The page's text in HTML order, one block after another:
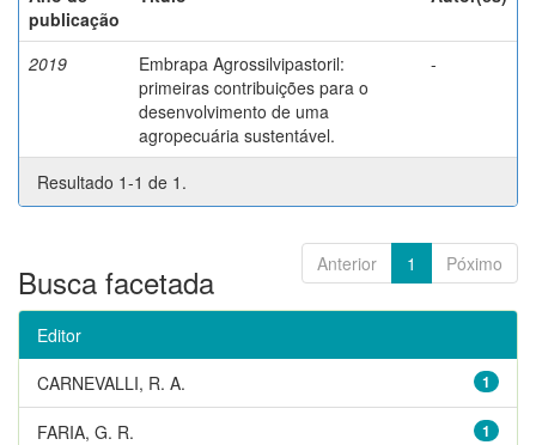
publicação
2019
Embrapa Agrossilvipastoril:
primeiras contribuições para o
desenvolvimento de uma
agropecuária sustentável.
-
Resultado 1-1 de 1.
Anterior 1 Póximo
Busca facetada
Editor
1
CARNEVALLI, R. A.
1
FARIA, G. R.